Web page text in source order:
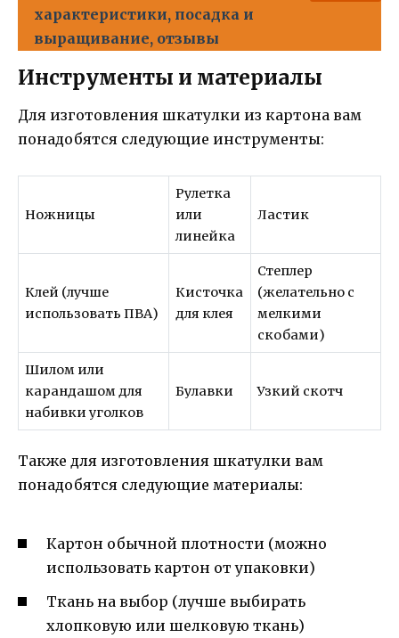
характеристики, посадка и
выращивание, отзывы
Инструменты и материалы
Для изготовления шкатулки из картона вам
понадобятся следующие инструменты:
Ножницы
Рулетка
или
линейка
Ластик
Клей (лучше
использовать ПВА)
Кисточка
для клея
Степлер
(желательно с
мелкими
скобами)
Шилом или
карандашом для
набивки уголков
Булавки Узкий скотч
Также для изготовления шкатулки вам
понадобятся следующие материалы:
Картон обычной плотности (можно
использовать картон от упаковки)
Ткань на выбор (лучше выбирать
хлопковую или шелковую ткань)